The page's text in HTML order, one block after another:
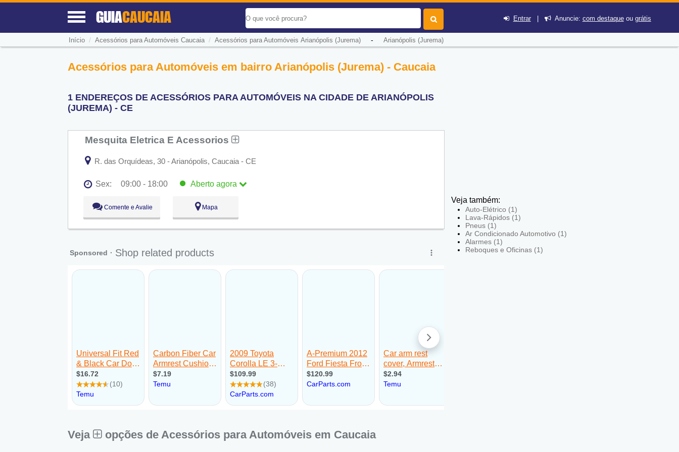
GUIACAUCAIA Entrar| Anuncie: com destaqueou grátis
Início / Acessórios para Automóveis Caucaia/ Acessórios para Automóveis Arianópolis (Jurema)- Arianópolis (Jurema)
Acessórios para Automóveis em bairro Arianópolis (Jurema) - Caucaia
1 ENDEREÇOS DE ACESSÓRIOS PARA AUTOMÓVEIS NA CIDADE DE ARIANÓPOLIS
(JUREMA) - CE
Mesquita Eletrica E Acessorios
R. das Orquídeas, 30 - Arianópolis, Caucaia - CE
Sex: 09:00 - 18:00 Aberto agora
Seg:
Ter:
09:00 - 18:00
Qua:
09:00 - 18:00
Qui:
09:00 - 18:00
Dom:
Fechado
Comente e Avalie Mapa
Veja opções de Acessórios para Automóveis em Caucaia
Veja também:
Auto-Elétrico (1)
Lava-Rápidos (1)
Pneus (1)
Ar Condicionado Automotivo (1)
Alarmes (1)
Reboques e Oficinas (1)